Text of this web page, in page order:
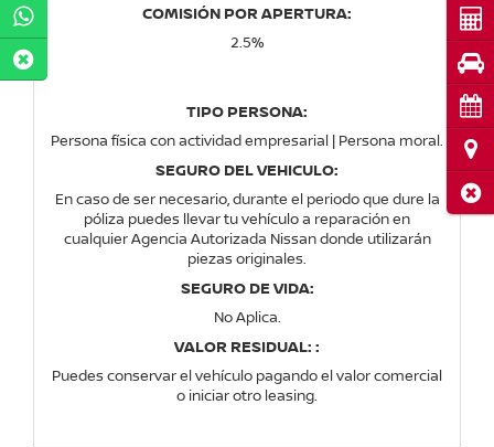
COMISIÓN POR APERTURA:
2.5%
TIPO PERSONA:
Persona física con actividad empresarial | Persona moral.
SEGURO DEL VEHICULO:
En caso de ser necesario, durante el periodo que dure la
póliza puedes llevar tu vehículo a reparación en
cualquier Agencia Autorizada Nissan donde utilizarán
piezas originales.
SEGURO DE VIDA:
No Aplica.
VALOR RESIDUAL: :
Puedes conservar el vehículo pagando el valor comercial
o iniciar otro leasing.